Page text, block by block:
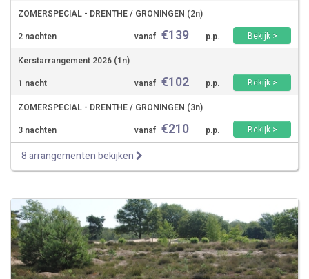
ZOMERSPECIAL - DRENTHE / GRONINGEN (2n)
2 nachten
vanaf €139 p.p.
Bekijk >
Kerstarrangement 2026 (1n)
1 nacht
vanaf €102 p.p.
Bekijk >
ZOMERSPECIAL - DRENTHE / GRONINGEN (3n)
3 nachten
vanaf €210 p.p. Bekijk >
8 arrangementen bekijken